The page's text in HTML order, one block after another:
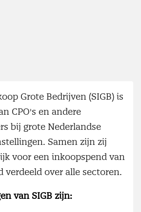
Grote Bedrijven (SIGB) is
CPO's en andere
bij grote Nederlandse
Samen zijn zij
voor een inkoopspend van
verdeeld over alle sectoren.
van SIGB zijn: